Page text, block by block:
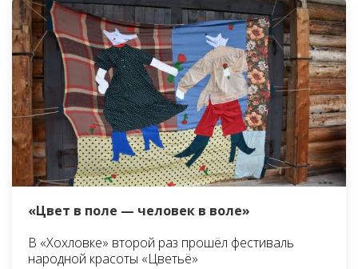
«Цвет в поле — человек в воле»
В «Хохловке» второй раз прошёл фестиваль
народной красоты «Цветьё»